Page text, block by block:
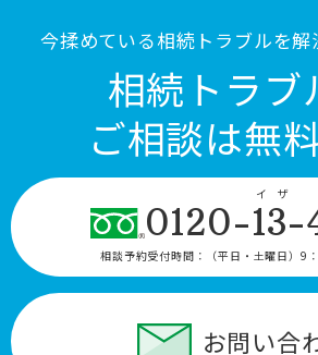
今揉めている相続トラブルを解
相続トラブ
ご相談は無
0120-13-
イザ
相談予約受付時間： （平日・土曜日）9
お問い合